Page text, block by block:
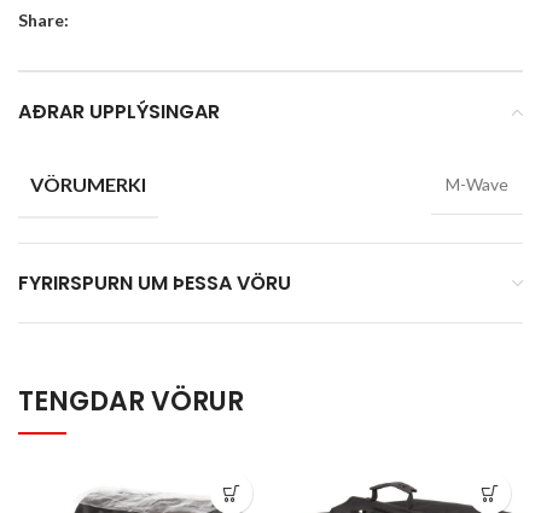
Share:
AÐRAR UPPLÝSINGAR
VÖRUMERKI M-Wave
FYRIRSPURN UM ÞESSA VÖRU
TENGDAR VÖRUR